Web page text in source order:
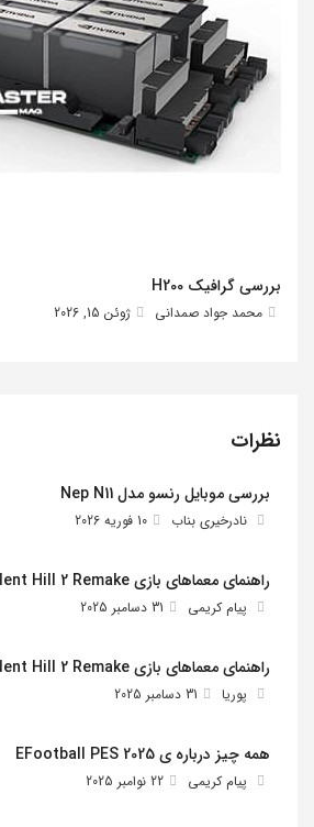
بررسی گرافیک H200
محمد جواد صمدانی ژوئن 15, 2026
نظرات
بررسی موبایل رنسو مدل Nep N11
نادرخیری بناب 10 فوریه 2026
راهنمای معماهای بازی Silent Hill 2 Remake
پیام کریمی 31 دسامبر 2025
راهنمای معماهای بازی Silent Hill 2 Remake
پوریا 31 دسامبر 2025
همه چیز درباره ی EFootball PES 2025
پیام کریمی 22 نوامبر 2025